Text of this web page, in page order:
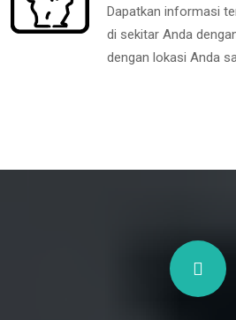
Dapatkan informasi
di sekitar Anda
dengan lokasi Anda